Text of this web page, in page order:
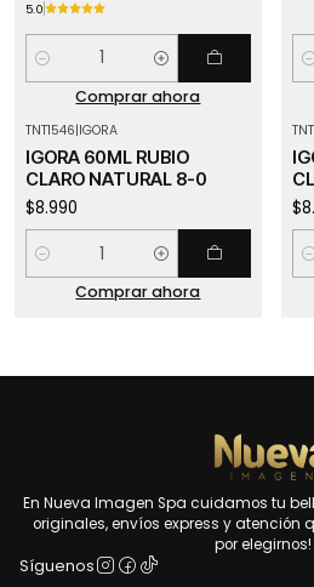
5.0
Cantidad
Comprar ahora
TNT1546|IGORA
IGORA 60ML RUBIO
CLARO NATURAL 8-0
$8.990
Cantidad
Comprar ahora
En Nueva Imagen Spa cuidamos tu
originales, envíos express y atención
por elegirnos!
Síguenos